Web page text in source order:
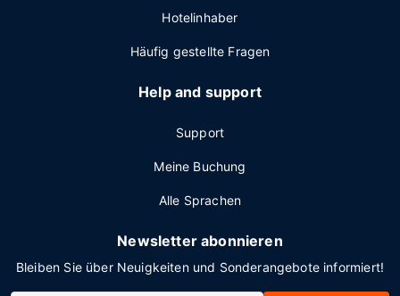
Hotelinhaber
Häufig gestellte Fragen
Help and support
Support
Meine Buchung
Alle Sprachen
Newsletter abonnieren
Bleiben Sie über Neuigkeiten und Sonderangebote informiert!